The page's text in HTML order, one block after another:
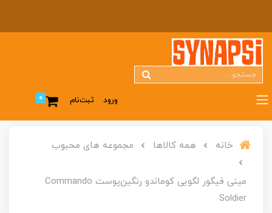
ورود ثبت‌نام 0
خانه همه کالاها مجموعه های محبوب
مینی فیگور لگویی کوماندو رنگین‌پوست Commando
Soldier